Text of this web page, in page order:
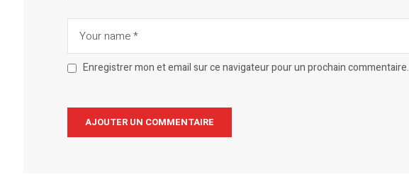
Enregistrer mon et email sur ce navigateur pour un prochain commentaire.